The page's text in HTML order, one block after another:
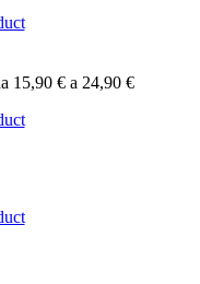
15,90 € a 24,90 €